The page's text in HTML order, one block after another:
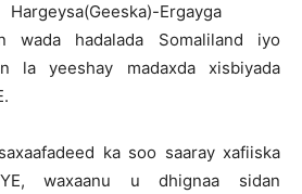
Hargeysa(Geeska)-Ergayga
wada hadalada Somaliland iyo
la yeeshay madaxda xisbiyada
ka soo saaray xafiiska
waxaanu u dhignaa sidan